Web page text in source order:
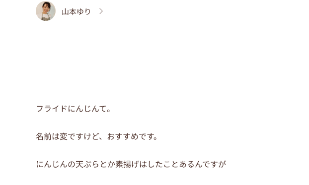
山本ゆり
フライドにんじんて。
名前は変ですけど、おすすめです。
にんじんの天ぷらとか素揚げはしたことあるんですが